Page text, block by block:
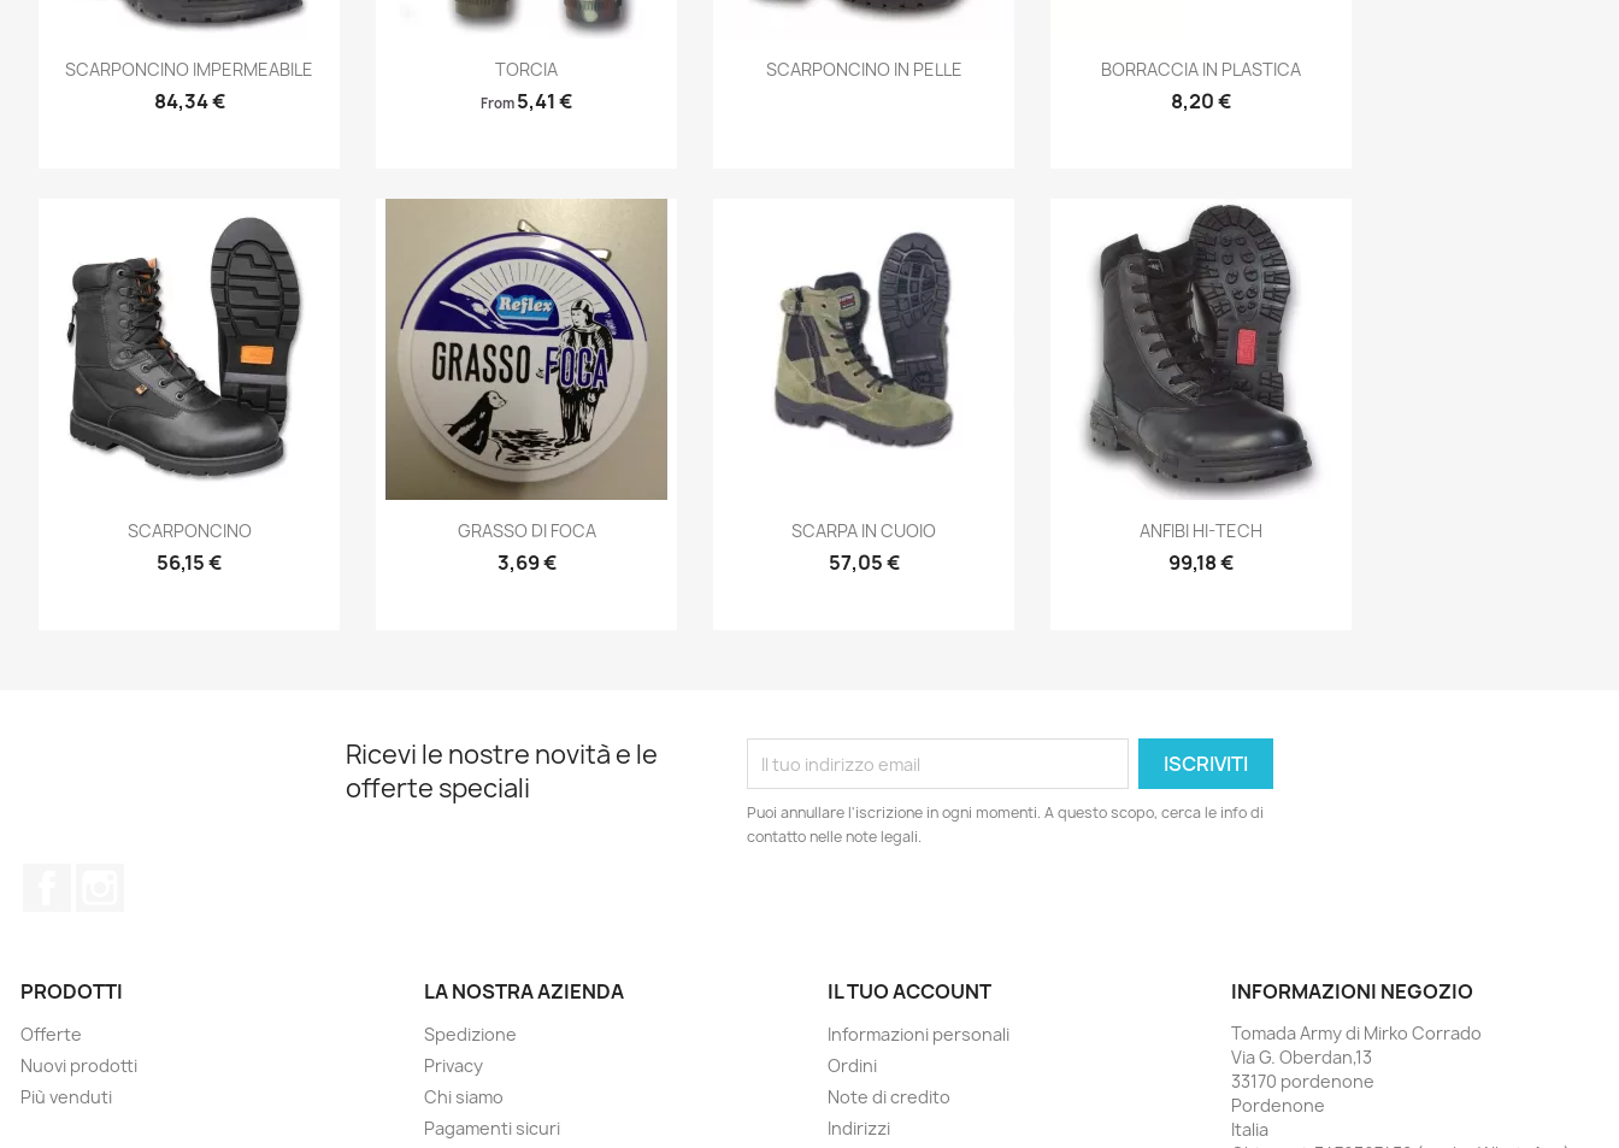
Anteprima
SCARPONCINO IMPERMEABILE
84,34 €
Anteprima
TORCIA
From 5,41 €
Anteprima
SCARPONCINO IN PELLE Anteprima
BORRACCIA IN PLASTICA
8,20 €
Anteprima
SCARPONCINO
56,15 €
Anteprima
GRASSO DI FOCA
3,69 €
Anteprima
SCARPA IN CUOIO
57,05 €
Anteprima
ANFIBI HI-TECH
99,18 €
Ricevi le nostre novità e le
offerte speciali
Puoi annullare l'iscrizione in ogni momenti. A questo scopo, cerca le info di
contatto nelle note legali.
PRODOTTI
Offerte
Nuovi prodotti
Più venduti
LA NOSTRA AZIENDA
Spedizione
Privacy
Chi siamo
Pagamenti sicuri
IL TUO ACCOUNT
Informazioni personali
Ordini
Note di credito
Indirizzi
INFORMAZIONI NEGOZIO
Tomada Army di Mirko Corrado
Via G. Oberdan,13
33170 pordenone
Pordenone
Italia